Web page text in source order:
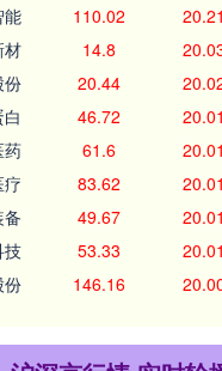
能 110.02
材 14.8
份 20.44
46.72
药 61.6
83.62
49.67
技 53.33
份 146.16